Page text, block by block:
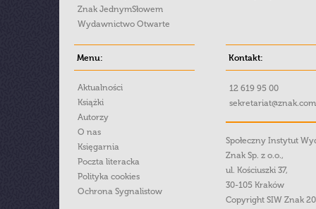
Znak JednymSłowem
Wydawnictwo Otwarte
Menu:
Aktualności
Książki
Autorzy
O nas
Księgarnia
Poczta literacka
Polityka cookies
Ochrona Sygnalistow
Kontakt:
12 619 95 00
Społeczny Instytut
Znak Sp. z o.o.,
ul. Kościuszki 37,
30-105 Kraków
Copyright SIW Znak